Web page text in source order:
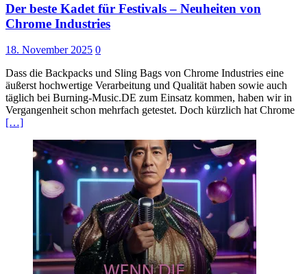
Der beste Kadet für Festivals – Neuheiten von
Chrome Industries
18. November 2025 0
Dass die Backpacks und Sling Bags von Chrome Industries eine
äußerst hochwertige Verarbeitung und Qualität haben sowie auch
täglich bei Burning-Music.DE zum Einsatz kommen, haben wir in
Vergangenheit schon mehrfach getestet. Doch kürzlich hat Chrome
[…]